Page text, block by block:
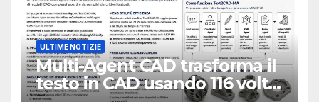
ULTIME NOTIZIE
Multi-Agent CAD trasforma il
testo in CAD usando 116 volte